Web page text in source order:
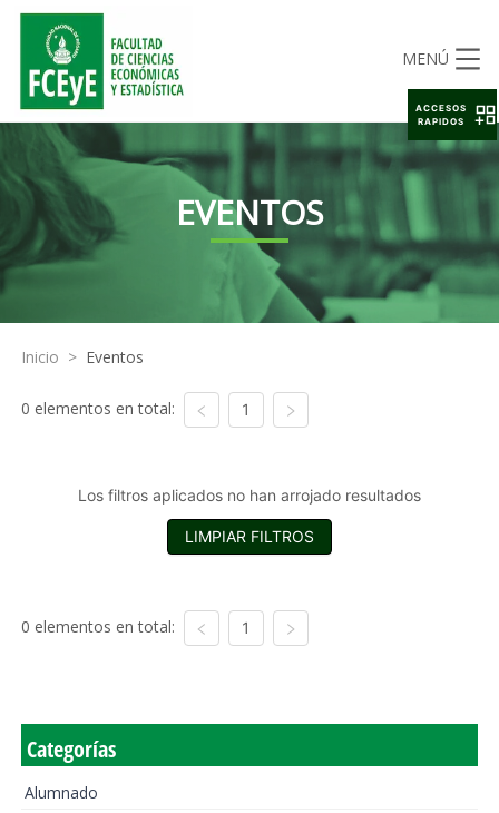
MENÚ
EVENTOS
Inicio > Eventos
0 elementos en total: 1
Los filtros aplicados no han arrojado resultados
LIMPIAR FILTROS
0 elementos en total: 1
Categorías
Alumnado
ACCESOS
RAPIDOS